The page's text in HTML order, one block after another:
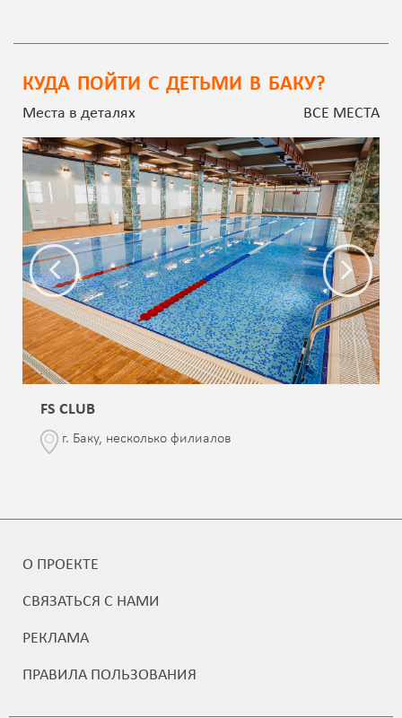
КУДА ПОЙТИ С ДЕТЬМИ В БАКУ?
Места в деталях ВСЕ МЕСТА
FS CLUB
г. Баку, несколько филиалов
О ПРОЕКТЕ
СВЯЗАТЬСЯ С НАМИ
РЕКЛАМА
ПРАВИЛА ПОЛЬЗОВАНИЯ